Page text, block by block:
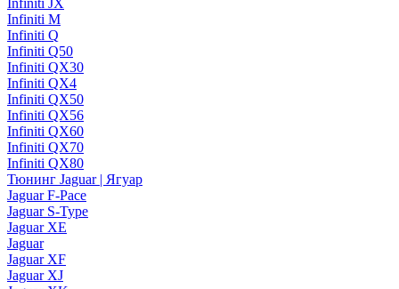
Infiniti JX
Infiniti M
Infiniti Q
Infiniti Q50
Infiniti QX30
Infiniti QX4
Infiniti QX50
Infiniti QX56
Infiniti QX60
Infiniti QX70
Infiniti QX80
Тюнинг Jaguar | Ягуар
Jaguar F-Pace
Jaguar S-Type
Jaguar XE
Jaguar
Jaguar XF
Jaguar XJ